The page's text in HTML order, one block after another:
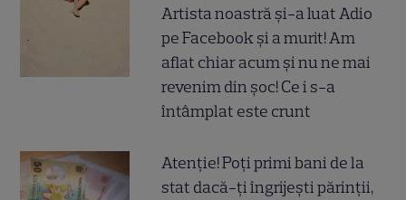
Artista noastră și-a luat Adio
pe Facebook și a murit! Am
aflat chiar acum și nu ne mai
revenim din șoc! Ce i s-a
întâmplat este crunt
Atenție! Poți primi bani de la
stat dacă-ți îngrijești părinții,